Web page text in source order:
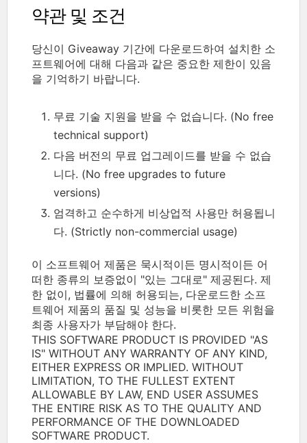
약관 및 조건
당신이 Giveaway 기간에 다운로드하여 설치한 소
프트웨어에 대해 다음과 같은 중요한 제한이 있음
을 기억하기 바랍니다.
무료 기술 지원을 받을 수 없습니다. (No free
technical support)
다음 버전의 무료 업그레이드를 받을 수 없습
니다. (No free upgrades to future
versions)
엄격하고 순수하게 비상업적 사용만 허용됩니
다. (Strictly non-commercial usage)
이 소프트웨어 제품은 묵시적이든 명시적이든 어
떠한 종류의 보증없이 "있는 그대로" 제공된다. 제
한 없이, 법률에 의해 허용되는, 다운로드한 소프
트웨어 제품의 품질 및 성능을 비롯한 모든 위험을
최종 사용자가 부담해야 한다.
THIS SOFTWARE PRODUCT IS PROVIDED "AS
IS" WITHOUT ANY WARRANTY OF ANY KIND,
EITHER EXPRESS OR IMPLIED. WITHOUT
LIMITATION, TO THE FULLEST EXTENT
ALLOWABLE BY LAW, END USER ASSUMES
THE ENTIRE RISK AS TO THE QUALITY AND
PERFORMANCE OF THE DOWNLOADED
SOFTWARE PRODUCT.